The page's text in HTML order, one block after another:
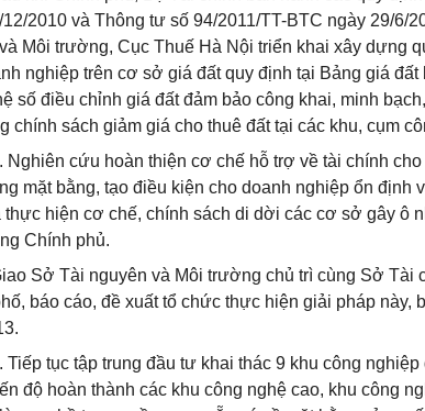
12/2010 và Thông tư số 94/2011/TT-BTC ngày 29/6/
Môi trường, Cục Thuế Hà Nội triển khai xây dựng
nghiệp trên cơ sở giá đất quy định tại Bảng giá
số điều chỉnh giá đất đảm bảo công khai, minh
chính sách giảm giá cho thuê đất tại các khu, cụm
Nghiên cứu hoàn thiện cơ chế hỗ trợ về tài chính
mặt bằng, tạo điều kiện cho doanh nghiệp ổn định
thực hiện cơ chế, chính sách di dời các cơ sở gây ô
Chính phủ.
Sở Tài nguyên và Môi trường chủ trì cùng Sở Tài
báo cáo, đề xuất tổ chức thực hiện giải pháp này,
Tiếp tục tập trung đầu tư khai thác 9 khu công
độ hoàn thành các khu công nghệ cao, khu công